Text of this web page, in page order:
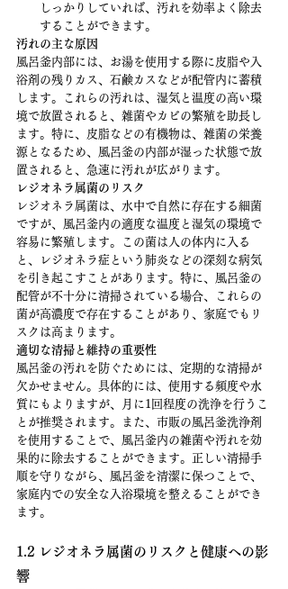
しっかりしていれば、汚れを効率よく除去
することができます。
汚れの主な原因
風呂釜内部には、お湯を使用する際に皮脂や入
浴剤の残りカス、石鹸カスなどが配管内に蓄積
します。これらの汚れは、湿気と温度の高い環
境で放置されると、雑菌やカビの繁殖を助長し
ます。特に、皮脂などの有機物は、雑菌の栄養
源となるため、風呂釜の内部が湿った状態で放
置されると、急速に汚れが広がります。
レジオネラ属菌のリスク
レジオネラ属菌は、水中で自然に存在する細菌
ですが、風呂釜内の適度な温度と湿気の環境で
容易に繁殖します。この菌は人の体内に入る
と、レジオネラ症という肺炎などの深刻な病気
を引き起こすことがあります。特に、風呂釜の
配管が不十分に清掃されている場合、これらの
菌が高濃度で存在することがあり、家庭でもリ
スクは高まります。
適切な清掃と維持の重要性
風呂釜の汚れを防ぐためには、定期的な清掃が
欠かせません。具体的には、使用する頻度や水
質にもよりますが、月に1回程度の洗浄を行うこ
とが推奨されます。また、市販の風呂釜洗浄剤
を使用することで、風呂釜内の雑菌や汚れを効
果的に除去することができます。正しい清掃手
順を守りながら、風呂釜を清潔に保つことで、
家庭内での安全な入浴環境を整えることができ
ます。
1.2 レジオネラ属菌のリスクと健康への影
響